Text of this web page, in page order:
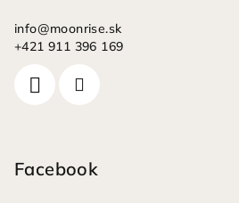
info@moonrise.sk
+421 911 396 169
Facebook